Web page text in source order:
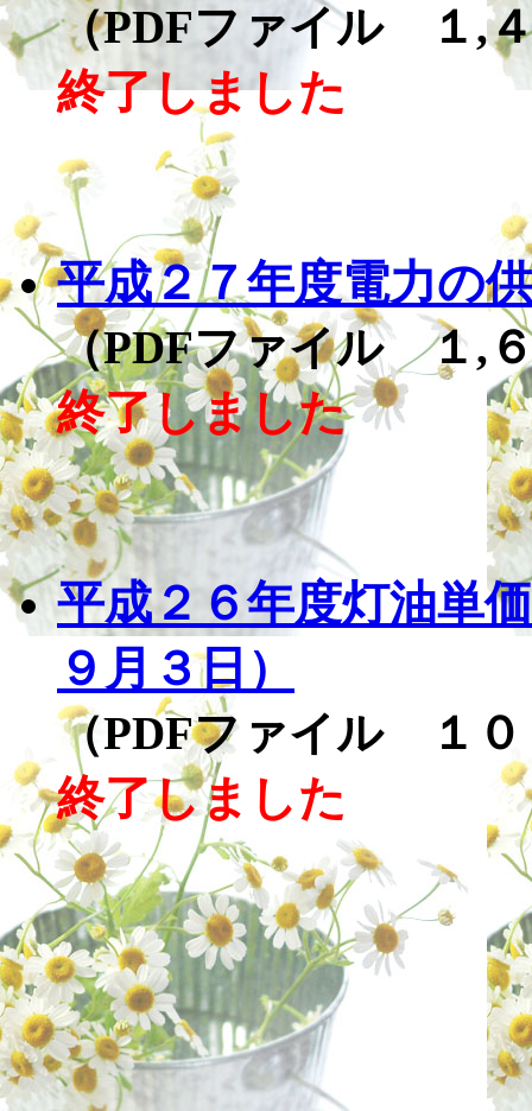
（PDFファイル １,
終了しました
平成２７年度電力の
（PDFファイル １,
終了しました
平成２６年度灯油単
９月３日）
（PDFファイル １０
終了しました